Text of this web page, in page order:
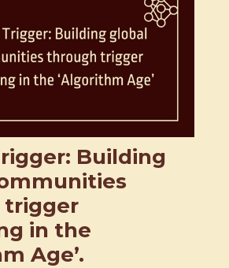
Building
in the
Age’.